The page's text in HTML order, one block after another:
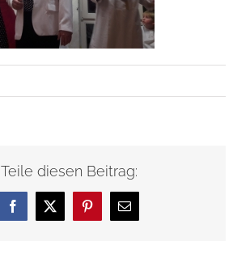
Teile diesen Beitrag:
Facebook
X Pinterest
E-
Mail